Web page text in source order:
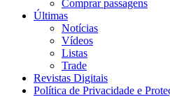
Comprar passagens
Últimas
Notícias
Vídeos
Listas
Trade
Revistas Digitais
Política de Privacidade e